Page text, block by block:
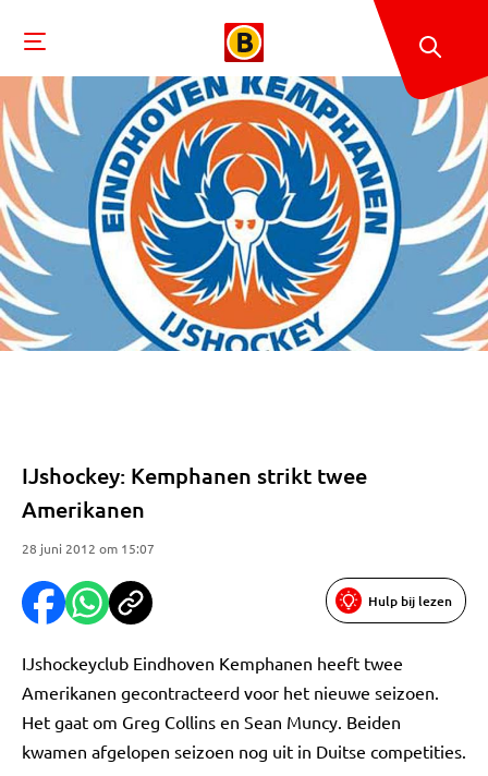
IJshockey: Kemphanen strikt twee
Amerikanen
28 juni 2012 om 15:07
Hulp bij lezen
IJshockeyclub Eindhoven Kemphanen heeft twee
Amerikanen gecontracteerd voor het nieuwe seizoen.
Het gaat om Greg Collins en Sean Muncy. Beiden
kwamen afgelopen seizoen nog uit in Duitse competities.